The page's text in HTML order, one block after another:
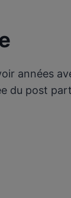
années
du post